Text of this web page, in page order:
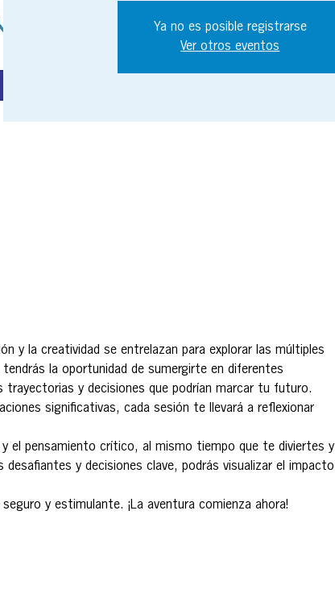
Ya no es posible registrarse
Ver otros eventos
y la creatividad se entrelazan para explorar las múltiples
la oportunidad de sumergirte en diferentes
trayectorias y decisiones que podrían marcar tu futuro.
significativas, cada sesión te llevará a reflexionar
el pensamiento crítico, al mismo tiempo que te diviertes y
y decisiones clave, podrás visualizar el impacto
y estimulante. ¡La aventura comienza ahora!